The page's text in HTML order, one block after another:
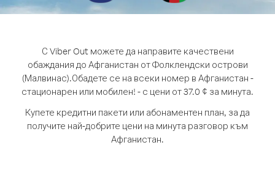
С Viber Out можете да направите качествени
обаждания до Афганистан от Фолклендски острови
(Малвинас).Обадете се на всеки номер в Афганистан -
стационарен или мобилен! - с цени от 37.0 ¢ за минута.
Купете кредитни пакети или абонаментен план, за да
получите най-добрите цени на минута разговор към
Афганистан.